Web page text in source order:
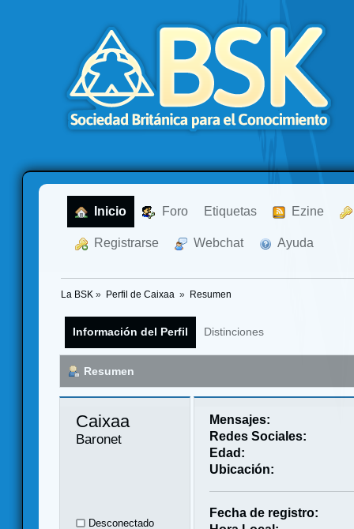
Inicio Foro Etiquetas Ezine
Registrarse Webchat Ayuda
La BSK » Perfil de Caixaa » Resumen
Información del Perfil Distinciones
Resumen
Caixaa
Baronet
Desconectado
Mensajes:
Redes Sociales:
Edad:
Ubicación:
Fecha de registro: